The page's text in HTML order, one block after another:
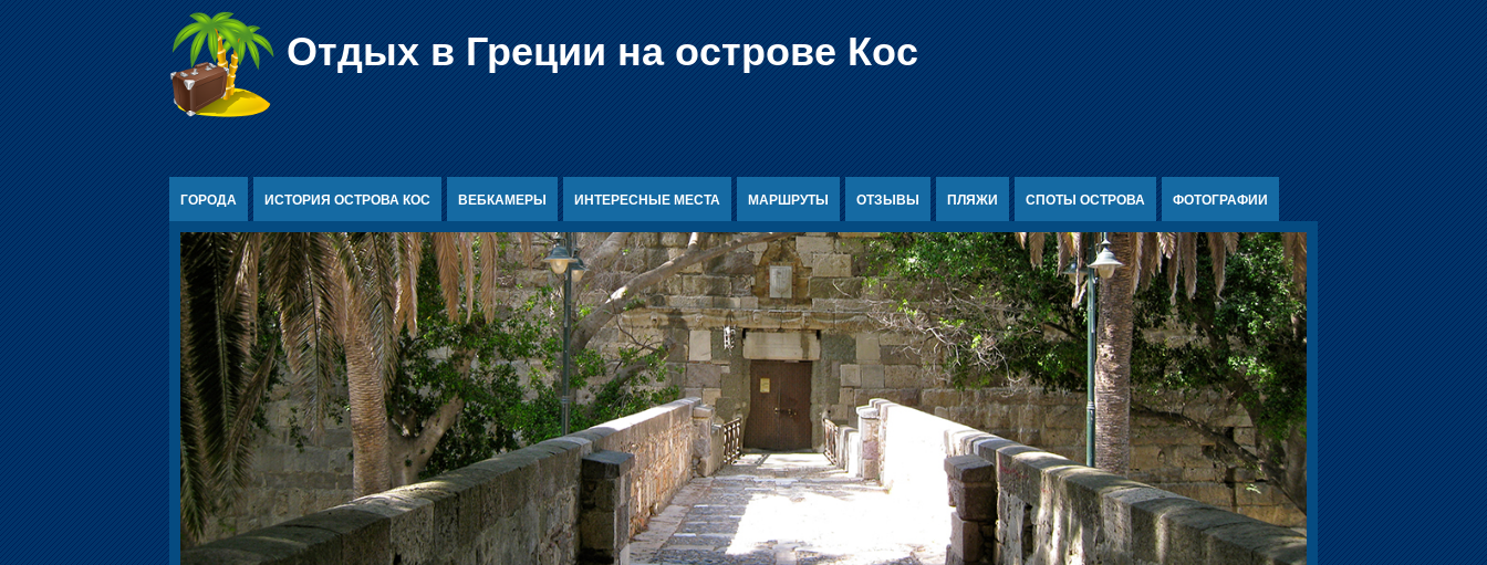
Отдых в Греции на острове Кос
ГОРОДА ИСТОРИЯ ОСТРОВА КОС ВЕБКАМЕРЫ ИНТЕРЕСНЫЕ МЕСТА МАРШРУТЫ ОТЗЫВЫ ПЛЯЖИ СПОТЫ ОСТРОВА ФОТОГРАФИИ